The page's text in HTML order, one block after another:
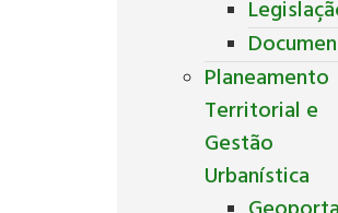
Planeamento
Territorial e
Gestão
Urbanística